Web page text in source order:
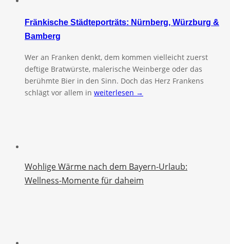
Fränkische Städteporträts: Nürnberg, Würzburg &
Bamberg
Wer an Franken denkt, dem kommen vielleicht zuerst
deftige Bratwürste, malerische Weinberge oder das
berühmte Bier in den Sinn. Doch das Herz Frankens
schlägt vor allem in weiterlesen →
Wohlige Wärme nach dem Bayern-Urlaub:
Wellness-Momente für daheim